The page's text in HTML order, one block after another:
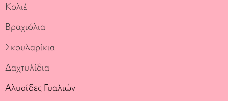
Κολιέ
Βραχιόλια
Σκουλαρίκια
Δαχτυλίδια
Αλυσίδες Γυαλιών